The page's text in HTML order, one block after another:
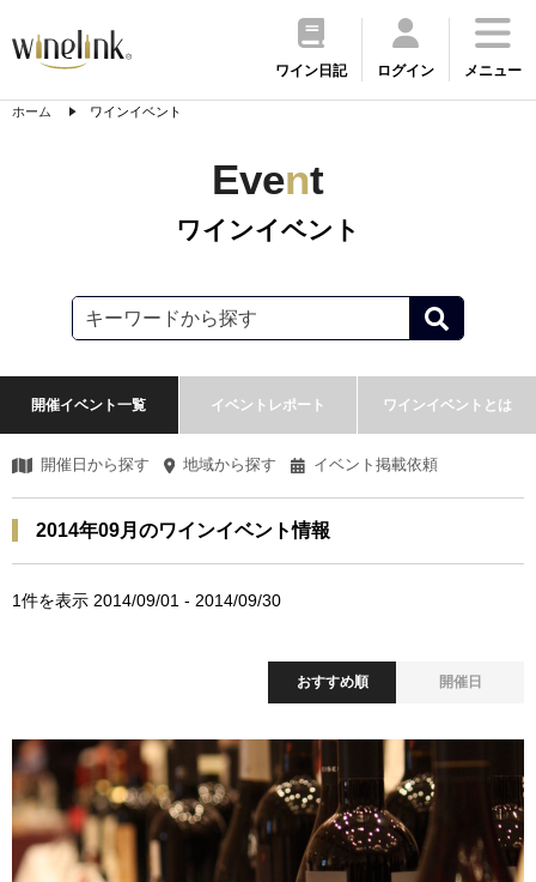
ワイン日記 ログイン メニュー
ホーム ワインイベント
Event
ワインイベント
開催イベント一覧 イベントレポート ワインイベントとは
開催日から探す 地域から探す イベント掲載依頼
2014年09月のワインイベント情報
1件を表示 2014/09/01 - 2014/09/30
開催日
おすすめ順